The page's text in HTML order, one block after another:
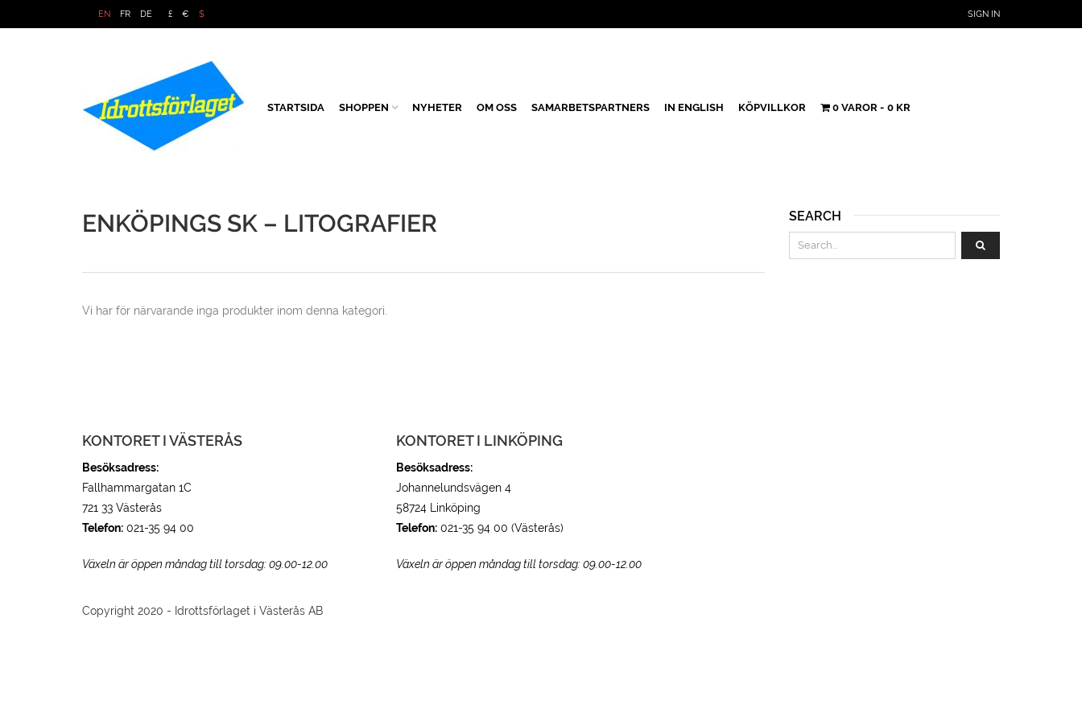
EN FR DE £ € $ SIGN IN
STARTSIDA SHOPPEN NYHETER OM OSS SAMARBETSPARTNERS IN ENGLISH KÖPVILLKOR 0 VAROR 0 KR
ENKÖPINGS SK – LITOGRAFIER
Vi har för närvarande inga produkter inom denna kategori.
SEARCH
KONTORET I VÄSTERÅS
Besöksadress:
Fallhammargatan 1C
721 33 Västerås
Telefon: 021-35 94 00
Växeln är öppen måndag till torsdag: 09.00-12.00
KONTORET I LINKÖPING
Besöksadress:
Johannelundsvägen 4
58724 Linköping
Telefon: 021-35 94 00 (Västerås)
Växeln är öppen måndag till torsdag: 09.00-12.00
Copyright 2020 - Idrottsförlaget i Västerås AB